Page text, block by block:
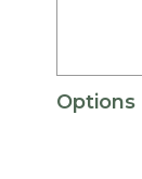
Options